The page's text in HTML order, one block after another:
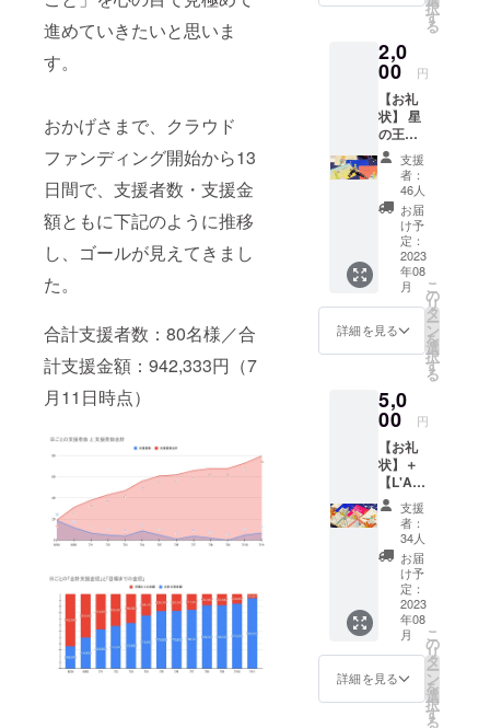
進めていきたいと思いま
す。
おかげさまで、クラウド
ファンディング開始から13
日間で、支援者数・支援金
額ともに下記のように推移
し、ゴールが見えてきまし
た。
合計支援者数：80名様／合
計支援金額：942,333円（7
月11日時点）
引っ越しま
した。
星の王子さ
まミュージ
アムでは、
ご来館され
『星の王子
さま』の魅
力をお伝え
してきまし
たが、星の
王子さま
ミュージア
なってし
まった今、
今後は自分
たちから
『星の王子
さま』の魅
力を伝えに
行きたいと
思います。
そのための
手段とし
て、『星の
王子さま』
合は、
備考欄
にてお
知らせ
くださ
い）。
ひとり
でも多
くの方
にご賛
同いた
だき、
私たち
の活動
を知っ
ていた
だくた
CAMPF
低設定
金額で
ある500
円のリ
ターン
を設け
させて
いただ
きまし
た。
参加
動型書
店の訪
問先候
補地を
決める
アン
ケート
に参加
するこ
とがで
きま
す。 ※
リター
ンのお
届け予
定は、
アン
程で
す。 ※
ご支援
１件
（1000
円）＝
１票で
集計さ
せてい
ただき
ます。
※アン
ケート
結果は
訪問先
を決め
る際に
択
す
る
2,0
00 円
【お礼
状】 星
の王子
さまの
ポスト
カード
で感謝
のお礼
状をお
送りい
たしま
す（ポ
スト
カード
の種類
は選べ
ん）。
また、
クラウ
ドファ
ンディ
ングの
進捗報
告、移
動型書
店の出
店情
報、
『星の
王子さ
ま』や
サン=テ
グジュ
支援
者：
46人
お届
け予
定：
2023
年08
月
詳細を見る
こ
の
リ
タ
ー
ン
を
選
択
す
る
5,0
00 円
【お礼
状】＋
【L'Am
usette(
ラ・
ミュ
ゼッ
ト)：お
楽しみ
本】 開
けるま
で、ど
の出版
社／翻
訳者の
『星の
支援
者：
34人
お届
け予
定：
2023
年08
月
詳細を見る
こ
の
リ
タ
ー
ン
を
選
択
す
る